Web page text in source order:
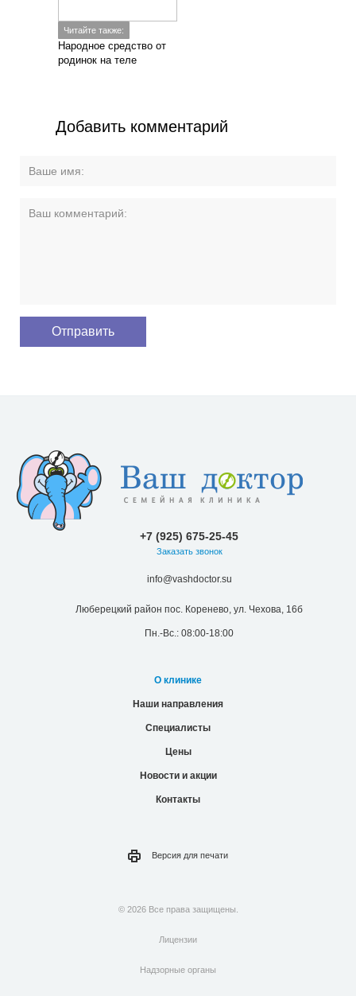
Читайте также:
Народное средство от
родинок на теле
Добавить комментарий
+7 (925) 675-25-45
Заказать звонок
info@vashdoctor.su
Люберецкий район пос. Коренево, ул. Чехова, 16б
Пн.-Вс.: 08:00-18:00
О клинике
Наши направления
Специалисты
Цены
Новости и акции
Контакты
Версия для печати
© 2026 Все права защищены.
Лицензии
Надзорные органы